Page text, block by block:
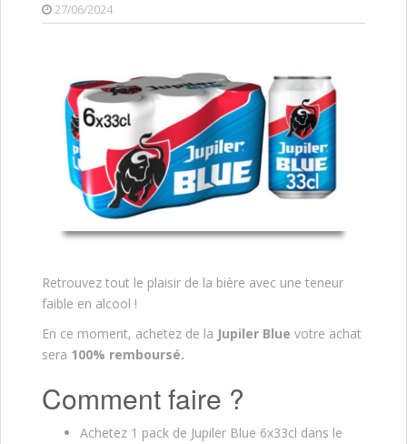
27/06/2024
Retrouvez tout le plaisir de la bière avec une teneur
faible en alcool !
En ce moment, achetez de la Jupiler Blue votre achat
sera 100% remboursé.
Comment faire ?
Achetez 1 pack de Jupiler Blue 6x33cl dans le